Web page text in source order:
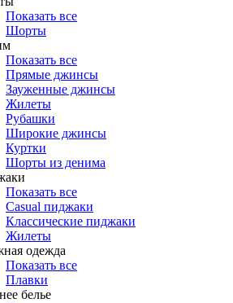
Показать все
Шорты
Показать все
Прямые джинсы
Зауженные джинсы
Жилеты
Рубашки
Широкие джинсы
Куртки
Шорты из денима
Показать все
Casual пиджаки
Классические пиджаки
Жилеты
одежда
Показать все
Плавки
белье